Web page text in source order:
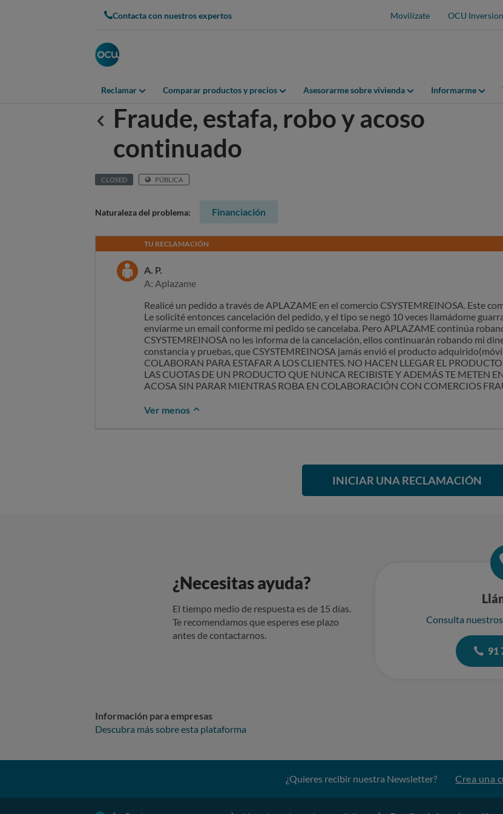
Contacta con nuestros expertos Movilízate OCU
Reclamar Comparar productos y precios Asesorarme sobre vivienda Informarme
Anterior
Fraude, estafa, robo y acoso
continuado
CLOSED PÚBLICA
Naturaleza del problema: Financiación
TU RECLAMACIÓN
A. P.
A: Aplazame
Realicé un pedido a través de APLAZAME en el comercio CSYSTEMREINOSA. Este
Le solicité entonces cancelación del pedido, y el tipo se negó 10 veces llamádome
enviarme un email conforme mi pedido se cancelaba. Pero APLAZAME continúa
CSYSTEMREINOSA no les informa de la cancelación, ellos continuarán robando mi
constancia y pruebas, que CSYSTEMREINOSA jamás envió el producto
COLABORAN PARA ESTAFAR A LOS CLIENTES. NO HACEN LLEGAR EL
LAS CUOTAS DE UN PRODUCTO QUE NUNCA RECIBISTE Y ADEMÁS TE METEN
ACOSA SIN PARAR MIENTRAS ROBA EN COLABORACIÓN CON COMERCIOS
Ver menos
INICIAR UNA RECLAMACIÓN
¿Necesitas ayuda?
El tiempo medio de respuesta es de 15 días.
Te recomendamos que esperes ese plazo
antes de contactarnos.
Consulta
91
Información para empresas
Descubra más sobre esta plataforma
¿Quieres recibir nuestra Newsletter? Crea una